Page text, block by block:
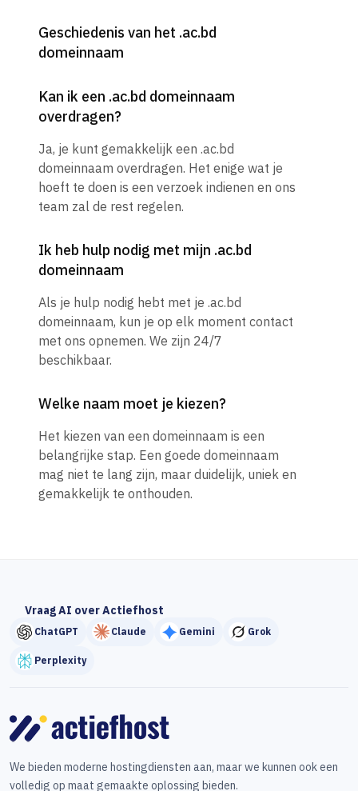
Geschiedenis van het .ac.bd
domeinnaam
Kan ik een .ac.bd domeinnaam
overdragen?
Ja, je kunt gemakkelijk een .ac.bd
domeinnaam overdragen. Het enige wat je
hoeft te doen is een verzoek indienen en ons
team zal de rest regelen.
Ik heb hulp nodig met mijn .ac.bd
domeinnaam
Als je hulp nodig hebt met je .ac.bd
domeinnaam, kun je op elk moment contact
met ons opnemen. We zijn 24/7
beschikbaar.
Welke naam moet je kiezen?
Het kiezen van een domeinnaam is een
belangrijke stap. Een goede domeinnaam
mag niet te lang zijn, maar duidelijk, uniek en
gemakkelijk te onthouden.
Vraag AI over Actiefhost
ChatGPT Claude Gemini Grok
Perplexity
We bieden moderne hostingdiensten aan, maar we kunnen ook een
volledig op maat gemaakte oplossing bieden.